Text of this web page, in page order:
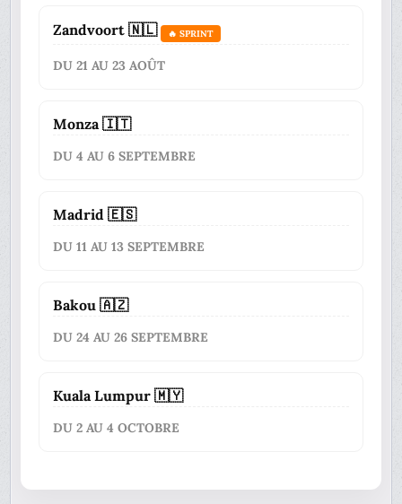
Zandvoort 🇳🇱 🔥 SPRINT
DU 21 AU 23 AOÛT
Monza 🇮🇹
DU 4 AU 6 SEPTEMBRE
Madrid 🇪🇸
DU 11 AU 13 SEPTEMBRE
Bakou 🇦🇿
DU 24 AU 26 SEPTEMBRE
Kuala Lumpur 🇲🇾
DU 2 AU 4 OCTOBRE